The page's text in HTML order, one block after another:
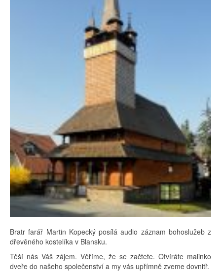
Bratr farář Martin Kopecký posílá audio záznam bohoslužeb z
dřevěného kostelíka v Blansku.
Těší nás Váš zájem. Věříme, že se začtete. Otvíráte malinko
dveře do našeho společenství a my vás upřímně zveme dovnitř.